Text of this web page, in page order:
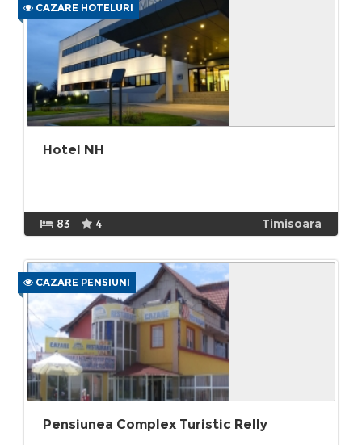
CAZARE HOTELURI
Hotel NH
83 4 Timisoara
CAZARE PENSIUNI
Pensiunea Complex Turistic Relly